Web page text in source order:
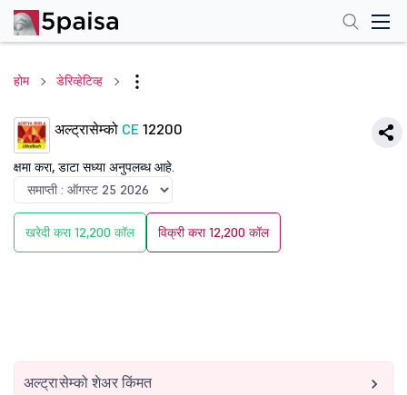
होम डेरिव्हेटिव्ह
अल्ट्रासेम्को CE 12200
क्षमा करा, डाटा सध्या अनुपलब्ध आहे.
खरेदी करा 12,200 कॉल विक्री करा 12,200 कॉल
अल्ट्रासेम्को शेअर किंमत